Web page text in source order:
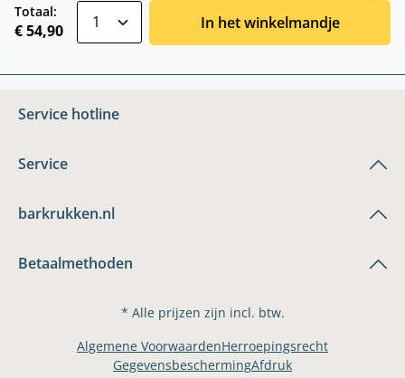
Totaal:
€ 54,90 In het winkelmandje
Service hotline
Service
barkrukken.nl
Betaalmethoden
* Alle prijzen zijn incl. btw.
Algemene VoorwaardenHerroepingsrecht
GegevensbeschermingAfdruk